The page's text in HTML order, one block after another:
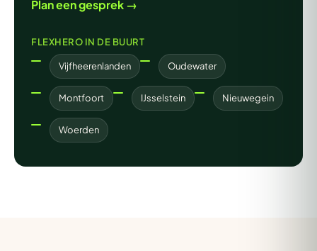
Plan een gesprek →
FLEXHERO IN DE BUURT
Vijfheerenlanden Oudewater
Montfoort IJsselstein Nieuwegein
Woerden